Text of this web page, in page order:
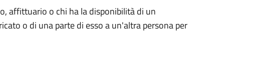
affittuario o chi ha la disponibilità di un
o di una parte di esso a un'altra persona per